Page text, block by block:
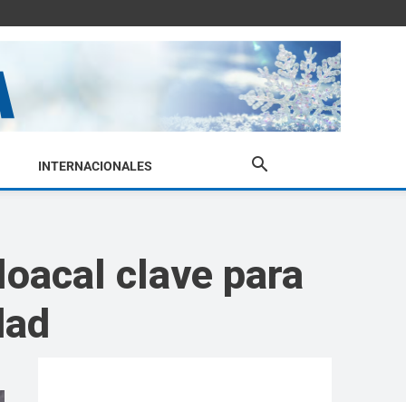
INTERNACIONALES
clave para